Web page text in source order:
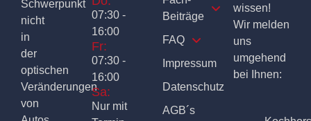
Schwerpunkt
nicht
in
der
optischen
Veränderungen
von
07:30 -
16:00
Fr:
07:30 -
16:00
Sa:
Nur mit
Beiträge
FAQ
Impressum
Datenschutz
AGB´s
wissen!
Wir melden
uns
umgehend
bei Ihnen: